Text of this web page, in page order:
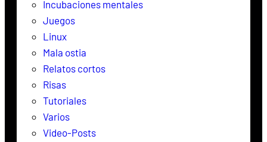
Incubaciones mentales
Juegos
Linux
Mala ostia
Relatos cortos
Risas
Tutoriales
Varios
Video-Posts